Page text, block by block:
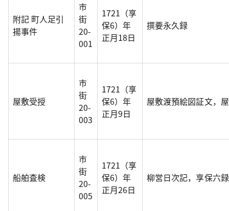
附記 町人足引
揚事件
市
街
20-
001
1721（享
保6）年
正月18日
撰要永久録
屋敷受授
市
街
20-
003
1721（享
保6）年
正月9日
屋敷渡預絵図証文，
船舶査検
市
街
20-
005
1721（享
保6）年
正月26日
柳営日次記，享保六